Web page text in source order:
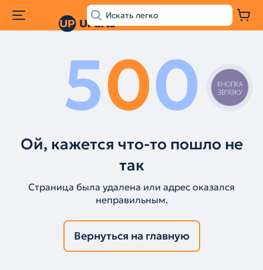
500
Ой, кажется что-то пошло не
так
Страница была удалена или адрес оказался
неправильным.
Вернуться на главную
КНОПКА
ЗВ'ЯЗКУ